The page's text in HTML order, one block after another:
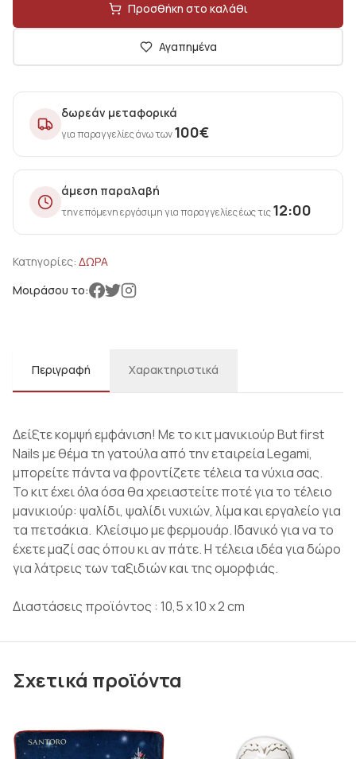
Προσθήκη στο καλάθι
Αγαπημένα
δωρεάν μεταφορικά
για παραγγελίες άνω των100€
άμεση παραλαβή
την επόμενη εργάσιμη για παραγγελίες έως τις12:00
Κατηγορίες: ΔΩΡΑ
Μοιράσου το:
Περιγραφή Χαρακτηριστικά
Δείξτε κομψή εμφάνιση! Με το κιτ μανικιούρ But first
Nails με θέμα τη γατούλα από την εταιρεία Legami,
μπορείτε πάντα να φροντίζετε τέλεια τα νύχια σας.
Το κιτ έχει όλα όσα θα χρειαστείτε ποτέ για το τέλειο
μανικιούρ: ψαλίδι, ψαλίδι νυχιών, λίμα και εργαλείο για
τα πετσάκια. Κλείσιμο με φερμουάρ. Ιδανικό για να το
έχετε μαζί σας όπου κι αν πάτε. Η τέλεια ιδέα για δώρο
για λάτρεις των ταξιδιών και της ομορφιάς.
Διαστάσεις προϊόντος : 10,5 x 10 x 2 cm
Σχετικά προϊόντα